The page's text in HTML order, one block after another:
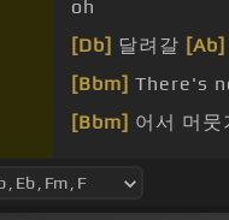
oh
[Db] 달려갈 [Ab]
[Bbm] There's
[Bbm] 어서 머뭇